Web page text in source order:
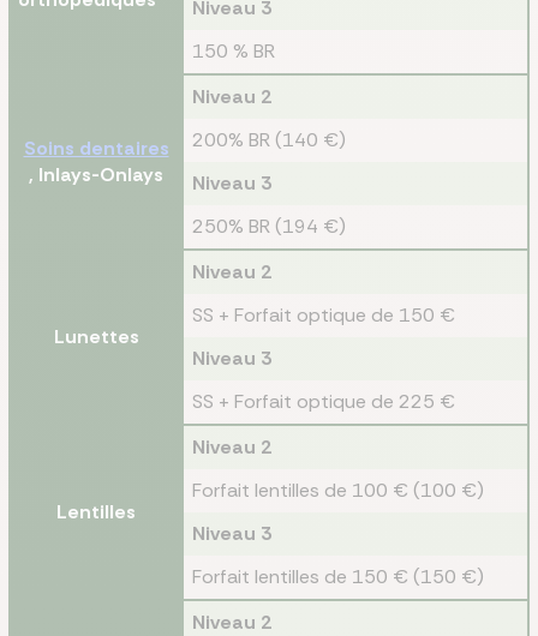
Niveau 3
150 % BR
Soins dentaires
, Inlays-Onlays
Niveau 2
200% BR (140 €)
Niveau 3
250% BR (194 €)
Lunettes
Niveau 2
SS + Forfait optique de 150 €
Niveau 3
SS + Forfait optique de 225 €
Lentilles
Niveau 2
Forfait lentilles de 100 € (100 €)
Niveau 3
Forfait lentilles de 150 € (150 €)
Niveau 2